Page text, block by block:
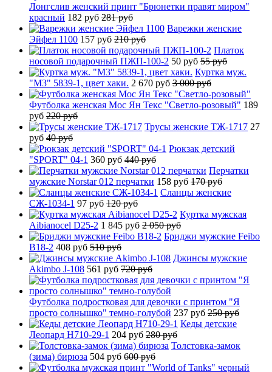
Лонгслив женский принт "Брюнетки правят миром"
красный 182 руб 281 руб
Варежки женские
Эйфел 1100 157 руб 210 руб
Платок
носовой подарочный ПЖП-100-2 50 руб 55 руб
Куртка муж.
"М3" 5839-1, цвет хаки. 2 670 руб 3 000 руб
Футболка женская Мос Ян Текс "Светло-розовый" 189
руб 220 руб
Трусы женские ТЖ-1717 27
руб 40 руб
Рюкзак детский
"SPORT" 04-1 360 руб 440 руб
Перчатки
мужские Norstar 012 перчатки 158 руб 170 руб
Сланцы женские
СЖ-1034-1 97 руб 120 руб
Куртка мужская
Aibianocel D25-2 1 845 руб 2 050 руб
Бриджи мужские Feibo
B18-2 408 руб 510 руб
Джинсы мужские
Akimbo J-108 561 руб 720 руб
Футболка подростковая для девочки с принтом "Я
просто солнышко" темно-голубой 237 руб 250 руб
Кеды детские
Леопард H710-29-1 204 руб 280 руб
Толстовка-замок
(зима) бирюза 504 руб 600 руб